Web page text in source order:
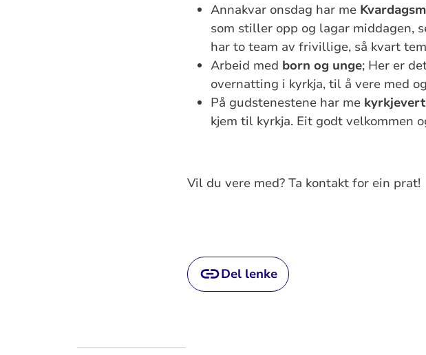
Annakvar onsdag har me
som stiller opp og lagar middagen,
har to team av frivillige, så kvart
Arbeid med born og unge; Her er
overnatting i kyrkja, til å vere med
På gudstenestene har me
kjem til kyrkja. Eit godt velkommen
Vil du vere med? Ta kontakt for ein prat!
Del lenke